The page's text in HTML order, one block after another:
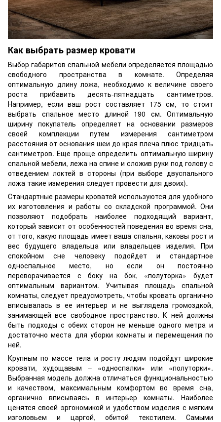
Как выбрать размер кровати
Выбор габаритов спальной мебели определяется площадью
свободного пространства в комнате. Определяя
оптимальную длину ложа, необходимо к величине своего
роста прибавить десять-пятнадцать сантиметров.
Например, если ваш рост составляет 175 см, то стоит
выбрать спальное место длиной 190 см. Оптимальную
ширину покупатель определяет на основании размеров
своей комплекции путем измерения сантиметром
расстояния от основания шеи до края плеча плюс тридцать
сантиметров. Еще проще определить оптимальную ширину
спальной мебели, лежа на спине и сложив руки под голову с
отведением локтей в стороны (при выборе двуспального
ложа такие измерения следует провести для двоих).
Стандартные размеры кроватей используются для удобного
их изготовления и работы со складской программой. Они
позволяют подобрать наиболее подходящий вариант,
который зависит от особенностей поведения во время сна,
от того, какую площадь имеет ваша спальня, каковы рост и
вес будущего владельца или владельцев изделия. При
спокойном сне человеку подойдет и стандартное
односпальное место, но если он постоянно
переворачивается с боку на бок, «полуторка» будет
оптимальным вариантом. Учитывая площадь спальной
комнаты, следует предусмотреть, чтобы кровать органично
вписывалась в ее интерьер и не выглядела громоздкой,
занимающей все свободное пространство. К ней должны
быть подходы с обеих сторон не меньше одного метра и
достаточно места для уборки комнаты и перемещения по
ней.
Крупным по массе тела и росту людям подойдут широкие
кровати, худощавым – «односпалки» или «полуторки».
Выбранная модель должна отличаться функциональностью
и качеством, максимальным комфортом во время сна,
органично вписываясь в интерьер комнаты. Наиболее
ценятся своей эргономикой и удобством изделия с мягким
изголовьем и царгой, обитой текстилем. Самыми